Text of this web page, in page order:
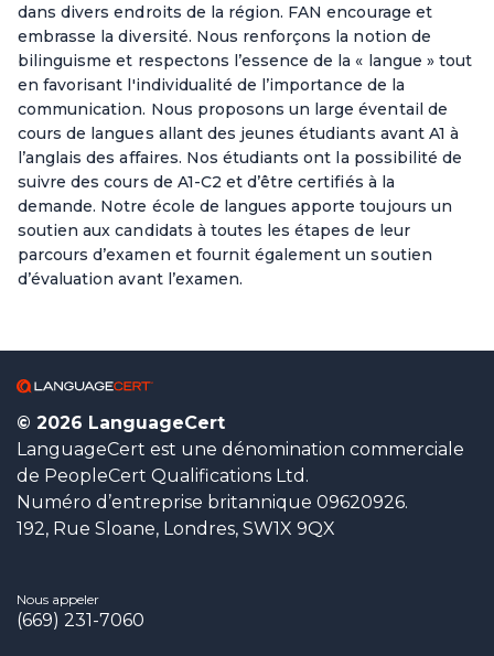
dans divers endroits de la région. FAN encourage et
embrasse la diversité. Nous renforçons la notion de
bilinguisme et respectons l’essence de la « langue » tout
en favorisant l'individualité de l’importance de la
communication. Nous proposons un large éventail de
cours de langues allant des jeunes étudiants avant A1 à
l’anglais des affaires. Nos étudiants ont la possibilité de
suivre des cours de A1-C2 et d’être certifiés à la
demande. Notre école de langues apporte toujours un
soutien aux candidats à toutes les étapes de leur
parcours d’examen et fournit également un soutien
d’évaluation avant l’examen.
© 2026 LanguageCert
LanguageCert est une dénomination commerciale
de PeopleCert Qualifications Ltd.
Numéro d’entreprise britannique 09620926.
192, Rue Sloane, Londres, SW1X 9QX
Nous appeler
(669) 231-7060